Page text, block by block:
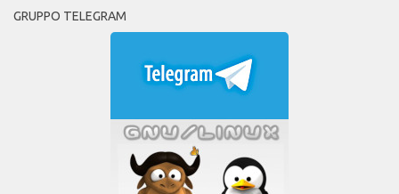
GRUPPO TELEGRAM